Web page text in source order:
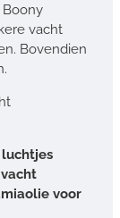
vacht
Bovendien
voor